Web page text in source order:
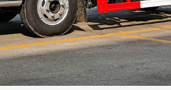
危化车系列